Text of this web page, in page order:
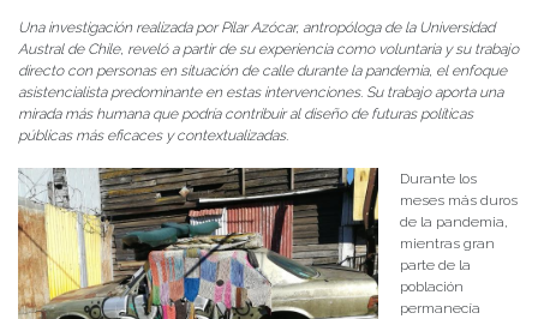
Una investigación realizada por Pilar Azócar, antropóloga de la Universidad
Austral de Chile, reveló a partir de su experiencia como voluntaria y su trabajo
directo con personas en situación de calle durante la pandemia, el enfoque
asistencialista predominante en estas intervenciones. Su trabajo aporta una
mirada más humana que podría contribuir al diseño de futuras políticas
públicas más eficaces y contextualizadas.
Durante los
meses más duros
de la pandemia,
mientras gran
parte de la
población
permanecía